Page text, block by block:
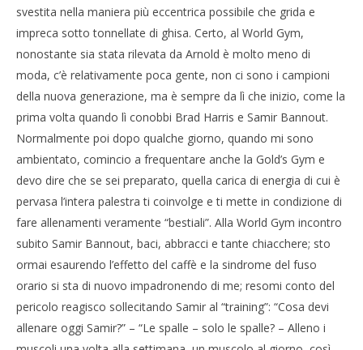
svestita nella maniera più eccentrica possibile che grida e
impreca sotto tonnellate di ghisa. Certo, al World Gym,
nonostante sia stata rilevata da Arnold è molto meno di
moda, c’è relativamente poca gente, non ci sono i campioni
della nuova generazione, ma è sempre da lì che inizio, come la
prima volta quando lì conobbi Brad Harris e Samir Bannout.
Normalmente poi dopo qualche giorno, quando mi sono
ambientato, comincio a frequentare anche la Gold’s Gym e
devo dire che se sei preparato, quella carica di energia di cui è
pervasa l’intera palestra ti coinvolge e ti mette in condizione di
fare allenamenti veramente “bestiali”. Alla World Gym incontro
subito Samir Bannout, baci, abbracci e tante chiacchere; sto
ormai esaurendo l’effetto del caffè e la sindrome del fuso
orario si sta di nuovo impadronendo di me; resomi conto del
pericolo reagisco sollecitando Samir al “training”: “Cosa devi
allenare oggi Samir?” – “Le spalle – solo le spalle? – Alleno i